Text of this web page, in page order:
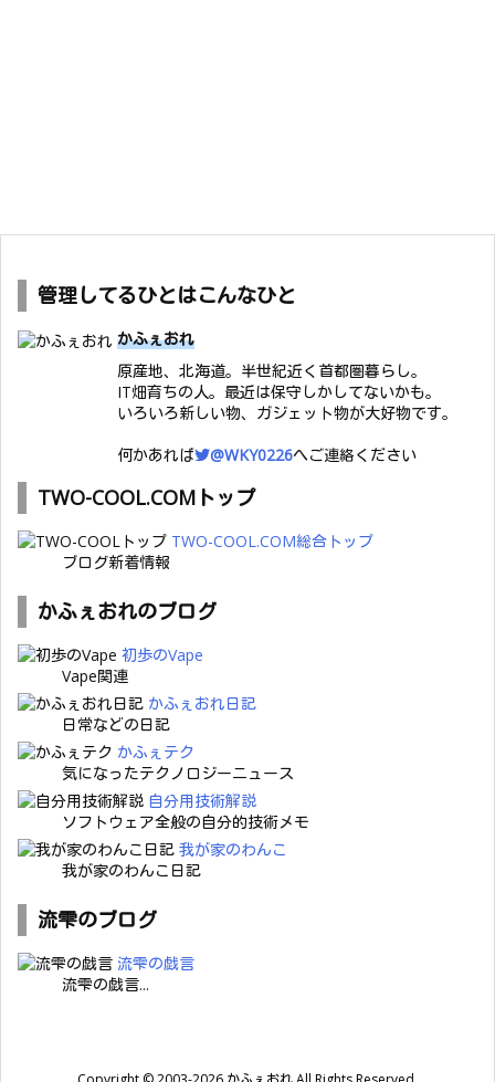
管理してるひとはこんなひと
かふぇおれ
原産地、北海道。半世紀近く首都圏暮らし。
IT畑育ちの人。最近は保守しかしてないかも。
いろいろ新しい物、ガジェット物が大好物です。
何かあれば
@WKY0226へご連絡ください
TWO-COOL.COMトップ
TWO-COOL.COM総合トップ
ブログ新着情報
かふぇおれのブログ
初歩のVape
Vape関連
かふぇおれ日記
日常などの日記
かふぇテク
気になったテクノロジーニュース
自分用技術解説
ソフトウェア全般の自分的技術メモ
我が家のわんこ
我が家のわんこ日記
流雫のブログ
流雫の戯言
流雫の戯言...